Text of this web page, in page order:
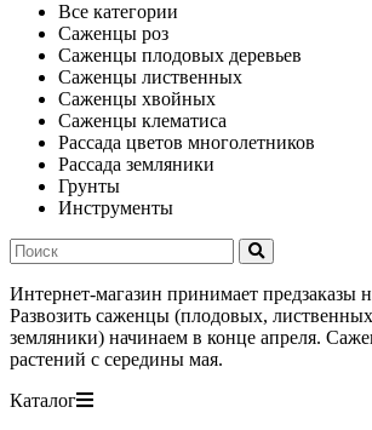
Все категории
Саженцы роз
Саженцы плодовых деревьев
Саженцы лиственных
Саженцы хвойных
Саженцы клематиса
Рассада цветов многолетников
Рассада земляники
Грунты
Инструменты
Интернет-магазин принимает предзаказы
Развозить саженцы (плодовых,
земляники) начинаем в конце апреля.
растений с середины мая.
Каталог